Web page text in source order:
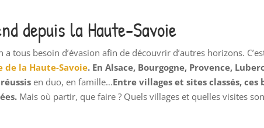
depuis la Haute-Savoie
a tous besoin d’évasion afin de découvrir d’autres horizons.
la Haute-Savoie. En Alsace, Bourgogne, Provence,
en duo, en famille…Entre villages et sites classés,
Mais où partir, que faire ? Quels villages et quelles visites